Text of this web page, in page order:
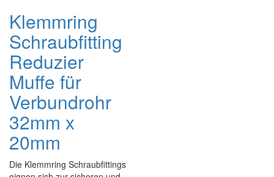
Klemmring
Schraubfitting
Reduzier
Muffe für
Verbundrohr
32mm x
20mm
Die Klemmring Schraubfittings